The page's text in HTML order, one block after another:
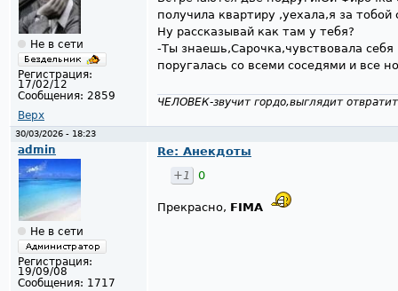
Не в сети
Регистрация:
17/02/12
Сообщения: 2859
Верх
получила квартиру ,уехала,я за тобой
Ну рассказывай как там у тебя?
-Ты знаешь,Сарочка,чувствовала
поругалась со всеми соседями и все
ЧЕЛОВЕК-звучит гордо,выглядит
30/03/2026 - 18:23
admin
Не в сети
Регистрация:
19/09/08
Сообщения: 1717
Re: Анекдоты
+1
0
Прекрасно, FIMA